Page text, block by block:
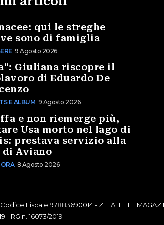
qui le streghe
sono di famiglia
9 Agosto 2026
Giuliana riscopre il
di Eduardo De
E ALBUM 9 Agosto 2026
e non riemerge più,
Usa morto nel lago di
prestava servizio alla
di Aviano
8 Agosto 2026
Fiscale 97883690014 - ZETATIELLE
- RG n. 16073/2019